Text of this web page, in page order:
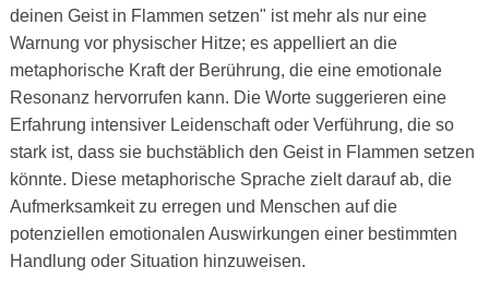
deinen Geist in Flammen setzen" ist mehr als nur eine
Warnung vor physischer Hitze; es appelliert an die
metaphorische Kraft der Berührung, die eine emotionale
Resonanz hervorrufen kann. Die Worte suggerieren eine
Erfahrung intensiver Leidenschaft oder Verführung, die so
stark ist, dass sie buchstäblich den Geist in Flammen setzen
könnte. Diese metaphorische Sprache zielt darauf ab, die
Aufmerksamkeit zu erregen und Menschen auf die
potenziellen emotionalen Auswirkungen einer bestimmten
Handlung oder Situation hinzuweisen.